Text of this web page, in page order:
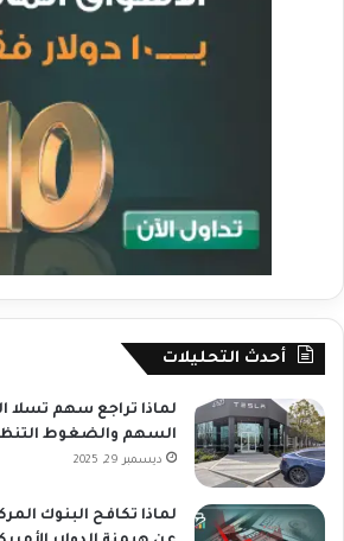
أحدث التحليلات
لماذا تراجع سهم تسلا
السهم والضغوط
ديسمبر 29, 2025
لماذا تكافح البنوك